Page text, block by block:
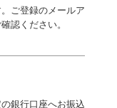
ご登録のメールア
認ください。
銀行口座へお振込